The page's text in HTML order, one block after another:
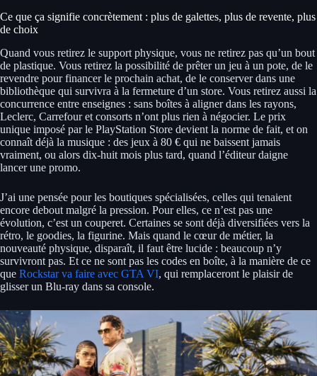
Ce que ça signifie concrètement : plus de galettes, plus de revente, plus
de choix
Quand vous retirez le support physique, vous ne retirez pas qu’un bout
de plastique. Vous retirez la possibilité de prêter un jeu à un pote, de le
revendre pour financer le prochain achat, de le conserver dans une
bibliothèque qui survivra à la fermeture d’un store. Vous retirez aussi la
concurrence entre enseignes : sans boîtes à aligner dans les rayons,
Leclerc, Carrefour et consorts n’ont plus rien à négocier. Le prix
unique imposé par le PlayStation Store devient la norme de fait, et on
connaît déjà la musique : des jeux à 80 € qui ne baissent jamais
vraiment, ou alors dix-huit mois plus tard, quand l’éditeur daigne
lancer une promo.
J’ai une pensée pour les boutiques spécialisées, celles qui tenaient
encore debout malgré la pression. Pour elles, ce n’est pas une
évolution, c’est un couperet. Certaines se sont déjà diversifiées vers la
rétro, le goodies, la figurine. Mais quand le cœur de métier, la
nouveauté physique, disparaît, il faut être lucide : beaucoup n’y
survivront pas. Et ce ne sont pas les codes en boîte, à la manière de ce
que Rockstar va faire avec GTA VI, qui remplaceront le plaisir de
glisser un Blu-ray dans sa console.